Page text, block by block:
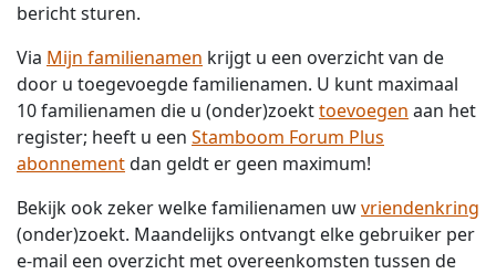
bericht sturen.
Via Mijn familienamen krijgt u een overzicht van de
door u toegevoegde familienamen. U kunt maximaal
10 familienamen die u (onder)zoekttoevoegen aan het
register; heeft u een Stamboom Forum Plus
abonnementdan geldt er geen maximum!
Bekijk ook zeker welke familienamen uwvriendenkring
(onder)zoekt. Maandelijks ontvangt elke gebruiker per
e-mail een overzicht met overeenkomsten tussen de